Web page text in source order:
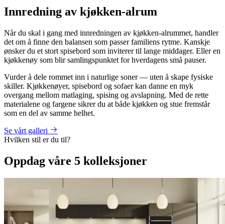
Innredning av kjøkken-alrum
Når du skal i gang med innredningen av kjøkken-alrummet, handler
det om å finne den balansen som passer familiens rytme. Kanskje
ønsker du et stort spisebord som inviterer til lange middager. Eller en
kjøkkenøy som blir samlingspunktet for hverdagens små pauser.
Vurder å dele rommet inn i naturlige soner — uten å skape fysiske
skiller. Kjøkkenøyer, spisebord og sofaer kan danne en myk
overgang mellom matlaging, spising og avslapning. Med de rette
materialene og fargene sikrer du at både kjøkken og stue fremstår
som en del av samme helhet.
Se vårt galleri
Hvilken stil er du til?
Oppdag våre 5 kolleksjoner